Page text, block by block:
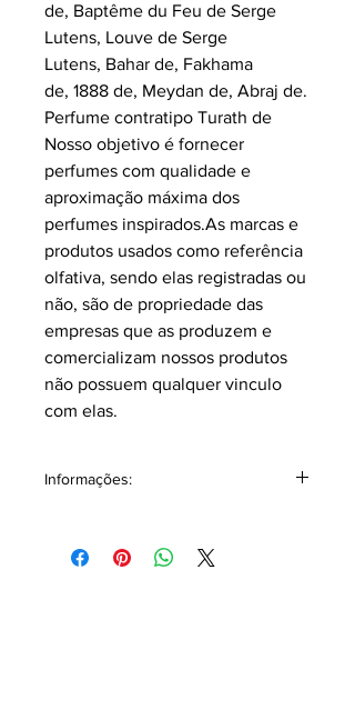
de, Baptême du Feu de Serge
Lutens, Louve de Serge
Lutens, Bahar de, Fakhama
de, 1888 de, Meydan de, Abraj de.
Perfume contratipo Turath de
Nosso objetivo é fornecer
perfumes com qualidade e
aproximação máxima dos
perfumes inspirados.As marcas e
produtos usados como referência
olfativa, sendo elas registradas ou
não, são de propriedade das
empresas que as produzem e
comercializam nossos produtos
não possuem qualquer vinculo
com elas.
Informações:
Notas topo: Frutas Secas, Rosa
Damascena, Morango, Maçã, Fruta